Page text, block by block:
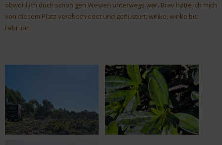
obwohl ich doch schon gen Westen unterwegs war. Brav hatte ich mich
von diesem Platz verabschiedet und geflüstert, winke, winke bis
Februar.